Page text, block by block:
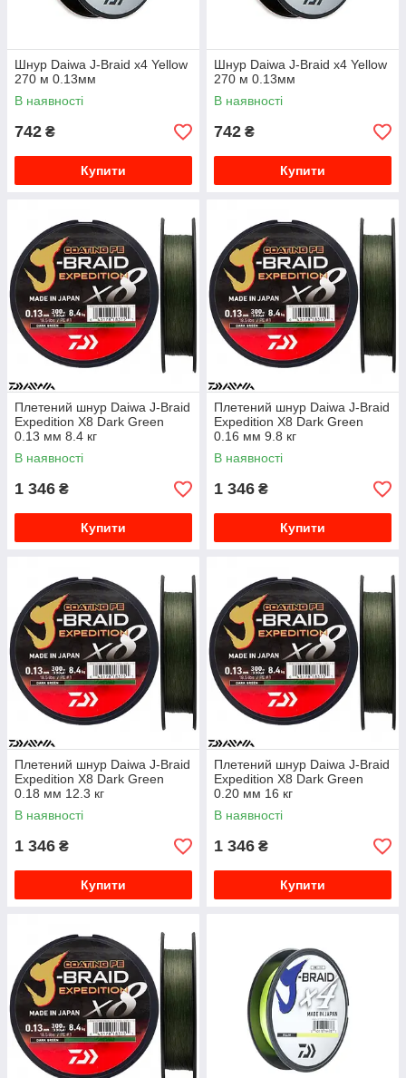
Шнур Daiwa J-Braid x4 Yellow
270 м 0.13мм
В наявності
742 ₴
Купити
Шнур Daiwa J-Braid x4 Yellow
270 м 0.13мм
В наявності
742 ₴
Купити
Плетений шнур Daiwa J-Braid
Expedition X8 Dark Green
0.13 мм 8.4 кг
В наявності
1 346 ₴
Купити
Плетений шнур Daiwa J-Braid
Expedition X8 Dark Green
0.16 мм 9.8 кг
В наявності
1 346 ₴
Купити
Плетений шнур Daiwa J-Braid
Expedition X8 Dark Green
0.18 мм 12.3 кг
В наявності
1 346 ₴
Купити
Плетений шнур Daiwa J-Braid
Expedition X8 Dark Green
0.20 мм 16 кг
В наявності
1 346 ₴
Купити